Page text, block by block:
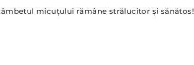
micuțului rămâne strălucitor și sănătos!